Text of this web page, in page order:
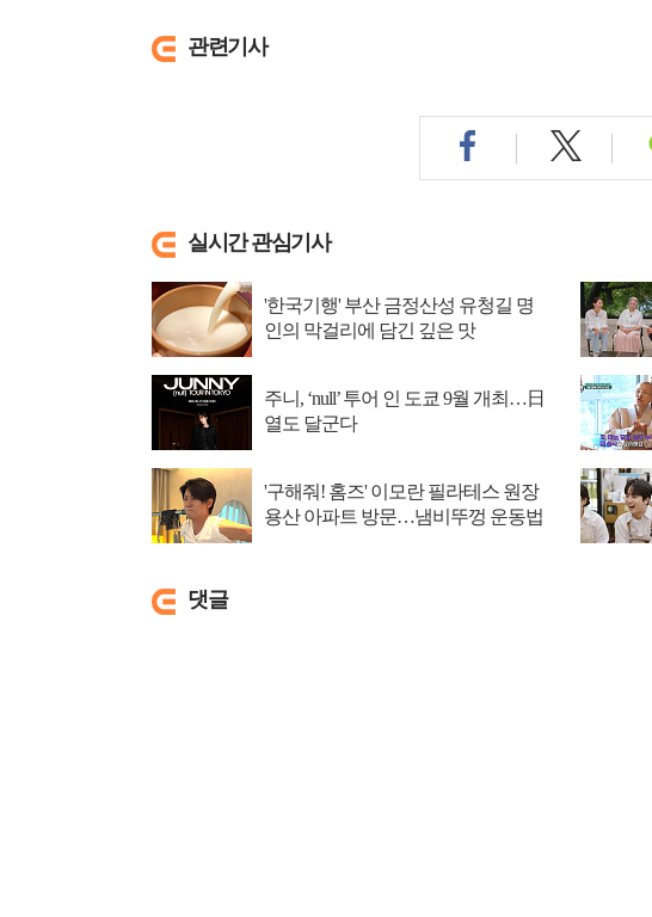
관련기사
실시간 관심기사
'한국기행' 부산 금정산성 유청길 명
인의 막걸리에 담긴 깊은 맛
주니, ‘null’ 투어 인 도쿄 9월 개최…日
열도 달군다
'구해줘! 홈즈' 이모란 필라테스 원장
용산 아파트 방문…냄비뚜껑 운동법
댓글